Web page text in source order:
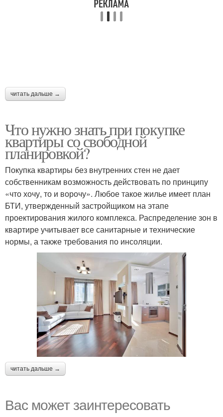
читать дальше →
Что нужно знать при покупке
квартиры со свободной
планировкой?
Покупка квартиры без внутренних стен не дает
собственникам возможность действовать по принципу
«что хочу, то и ворочу». Любое такое жилье имеет план
БТИ, утвержденный застройщиком на этапе
проектирования жилого комплекса. Распределение зон в
квартире учитывает все санитарные и технические
нормы, а также требования по инсоляции.
читать дальше →
Вас может заинтересовать